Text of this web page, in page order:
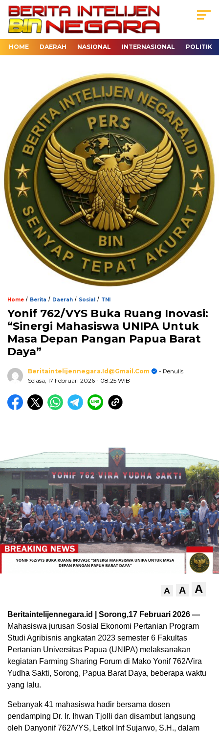
HOME DAERAH NASIONAL INTERNASIONAL POLITIK
Home / Berita / Daerah / Sosial / TNI
Yonif 762/VYS Buka Ruang Inovasi:
“Sinergi Mahasiswa UNIPA Untuk
Masa Depan Pangan Papua Barat
Daya”
Beritaintelijennegara.id@gmail.com
- Penulis
Selasa, 17 Februari 2026 - 08:25 WIB
A A A
Beritaintelijennegara.id | Sorong,17 Februari 2026 —
Mahasiswa jurusan Sosial Ekonomi Pertanian Program
Studi Agribisnis angkatan 2023 semester 6 Fakultas
Pertanian Universitas Papua (UNIPA) melaksanakan
kegiatan Farming Sharing Forum di Mako Yonif 762/Vira
Yudha Sakti, Sorong, Papua Barat Daya, beberapa waktu
yang lalu.
Sebanyak 41 mahasiswa hadir bersama dosen
pendamping Dr. Ir. Ihwan Tjolli dan disambut langsung
oleh Danyonif 762/VYS, Letkol Inf Sujarwo, S.H., dalam